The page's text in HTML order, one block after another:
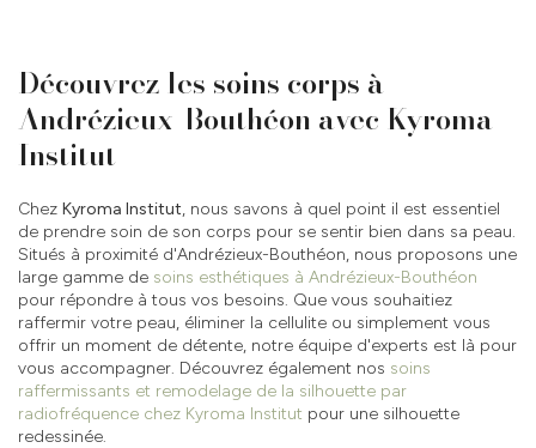
Découvrez les soins corps à
Andrézieux-Bouthéon avec Kyroma
Institut
Chez Kyroma Institut, nous savons à quel point il est essentiel
de prendre soin de son corps pour se sentir bien dans sa peau.
Situés à proximité d'Andrézieux-Bouthéon, nous proposons une
large gamme de soins esthétiques à Andrézieux-Bouthéon
pour répondre à tous vos besoins. Que vous souhaitiez
raffermir votre peau, éliminer la cellulite ou simplement vous
offrir un moment de détente, notre équipe d'experts est là pour
vous accompagner. Découvrez également nos soins
raffermissants et remodelage de la silhouette par
radiofréquence chez Kyroma Institut pour une silhouette
redessinée.